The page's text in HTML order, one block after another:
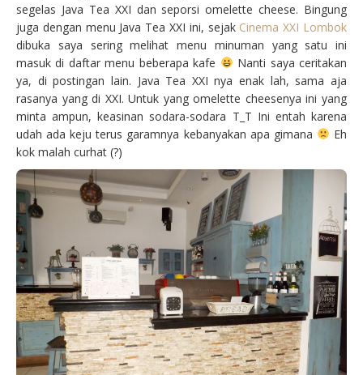
segelas Java Tea XXI dan seporsi omelette cheese. Bingung
juga dengan menu Java Tea XXI ini, sejak Cinema XXI Lombok
dibuka saya sering melihat menu minuman yang satu ini
masuk di daftar menu beberapa kafe
Nanti saya ceritakan
ya, di postingan lain. Java Tea XXI nya enak lah, sama aja
rasanya yang di XXI. Untuk yang omelette cheesenya ini yang
minta ampun, keasinan sodara-sodara T_T Ini entah karena
udah ada keju terus garamnya kebanyakan apa gimana
Eh
kok malah curhat (?)